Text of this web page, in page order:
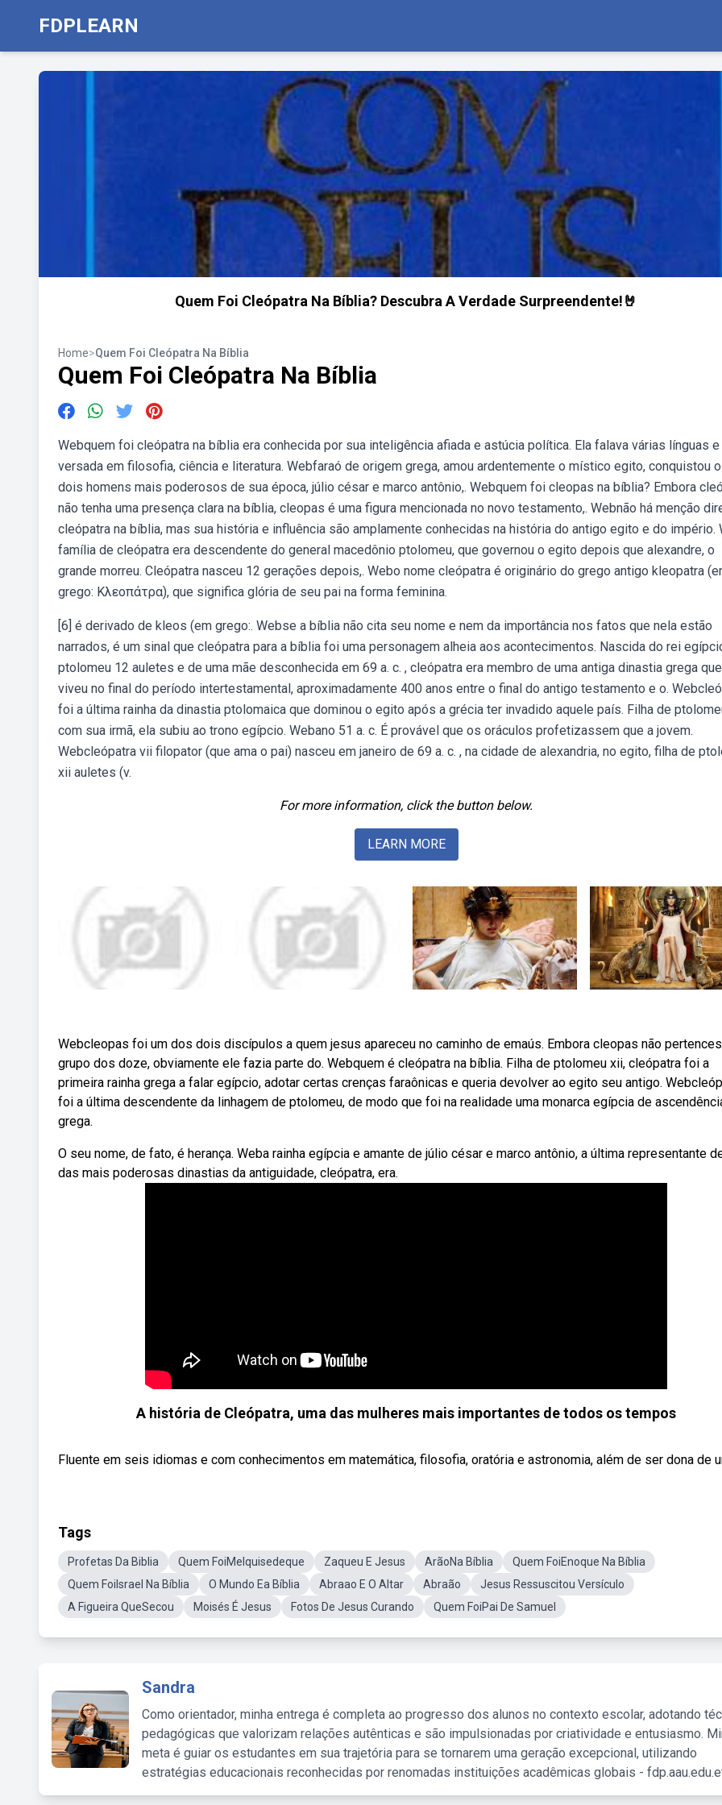
FDPLEARN
Quem Foi Cleópatra Na Bíblia? Descubra A Verdade Surpreendente!🤘
Home>Quem Foi Cleópatra Na Bíblia
Quem Foi Cleópatra Na Bíblia
Webquem foi cleópatra na bíblia era conhecida por sua inteligência afiada e astúcia política. Ela falava várias línguas e
versada em filosofia, ciência e literatura. Webfaraó de origem grega, amou ardentemente o místico egito, conquistou
dois homens mais poderosos de sua época, júlio césar e marco antônio,. Webquem foi cleopas na bíblia? Embora
não tenha uma presença clara na bíblia, cleopas é uma figura mencionada no novo testamento,. Webnão há menção
cleópatra na bíblia, mas sua história e influência são amplamente conhecidas na história do antigo egito e do império.
família de cleópatra era descendente do general macedônio ptolomeu, que governou o egito depois que alexandre, o
grande morreu. Cleópatra nasceu 12 gerações depois,. Webo nome cleópatra é originário do grego antigo kleopatra
grego: Κλεοπάτρα), que significa glória de seu pai na forma feminina.
[6] é derivado de kleos (em grego:. Webse a bíblia não cita seu nome e nem da importância nos fatos que nela estão
narrados, é um sinal que cleópatra para a bíblia foi uma personagem alheia aos acontecimentos. Nascida do rei
ptolomeu 12 auletes e de uma mãe desconhecida em 69 a. c. , cleópatra era membro de uma antiga dinastia grega
viveu no final do período intertestamental, aproximadamente 400 anos entre o final do antigo testamento e o.
foi a última rainha da dinastia ptolomaica que dominou o egito após a grécia ter invadido aquele país. Filha de
com sua irmã, ela subiu ao trono egípcio. Webano 51 a. c. É provável que os oráculos profetizassem que a jovem.
Webcleópatra vii filopator (que ama o pai) nasceu em janeiro de 69 a. c. , na cidade de alexandria, no egito, filha de
xii auletes (v.
For more information, click the button below.
LEARN MORE
Webcleopas foi um dos dois discípulos a quem jesus apareceu no caminho de emaús. Embora cleopas não
grupo dos doze, obviamente ele fazia parte do. Webquem é cleópatra na bíblia. Filha de ptolomeu xii, cleópatra foi a
primeira rainha grega a falar egípcio, adotar certas crenças faraônicas e queria devolver ao egito seu antigo.
foi a última descendente da linhagem de ptolomeu, de modo que foi na realidade uma monarca egípcia de
grega.
O seu nome, de fato, é herança. Weba rainha egípcia e amante de júlio césar e marco antônio, a última representante
das mais poderosas dinastias da antiguidade, cleópatra, era.
A história de Cleópatra, uma das mulheres mais importantes de todos os tempos
Fluente em seis idiomas e com conhecimentos em matemática, filosofia, oratória e astronomia, além de ser dona de
Tags
Profetas Da Biblia Quem FoiMelquisedeque Zaqueu E Jesus ArãoNa Bíblia
Quem FoiEnoque Na Bíblia
Quem FoiIsrael Na Bíblia
O Mundo Ea Bíblia Abraao E O Altar Abraão
Jesus Ressuscitou Versículo
A Figueira QueSecou
Moisés É Jesus Fotos De Jesus Curando Quem FoiPai De Samuel
Sandra
Como orientador, minha entrega é completa ao progresso dos alunos no contexto escolar, adotando
pedagógicas que valorizam relações autênticas e são impulsionadas por criatividade e entusiasmo.
meta é guiar os estudantes em sua trajetória para se tornarem uma geração excepcional, utilizando
estratégias educacionais reconhecidas por renomadas instituições acadêmicas globais -